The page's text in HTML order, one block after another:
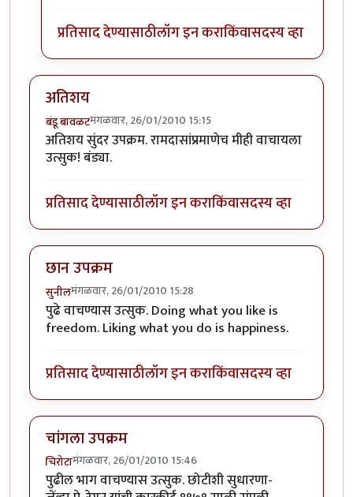
प्रतिसाद देण्यासाठीलॉग इन कराकिंवासदस्य व्हा
अतिशय
बंडू बावळटमंगळवार, 26/01/2010 15:15
अतिशय सुंदर उपक्रम. रामदासांप्रमाणेच मीही वाचायला
उत्सुक! बंड्या.
प्रतिसाद देण्यासाठीलॉग इन कराकिंवासदस्य व्हा
छान उपक्रम
सुनीलमंगळवार, 26/01/2010 15:28
पुढे वाचण्यास उत्सुक. Doing what you like is
freedom. Liking what you do is happiness.
प्रतिसाद देण्यासाठीलॉग इन कराकिंवासदस्य व्हा
चांगला उपक्रम
चिरोटामंगळवार, 26/01/2010 15:46
पुढील भाग वाचण्यास उत्सुक. छोटीशी सुधारणा-